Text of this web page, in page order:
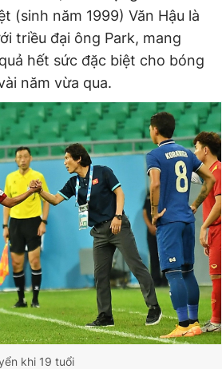
Liên hệ quảng cáo
0908 780 404
RSS Tòa soạn Chính sách bảo
Ngọc Toàn
trực: Hải Thành
Dũng
Hưng
Trung
GP - BTTTT cấp ngày 24.3.2020
thuộc về Báo Thanh Niên. Cấm sao
nếu không có sự chấp thuận bằng văn
JSC.
(sinh năm 1999) Văn Hậu là
triều đại ông Park, mang
hết sức đặc biệt cho bóng
năm vừa qua.
khi 19 tuổi